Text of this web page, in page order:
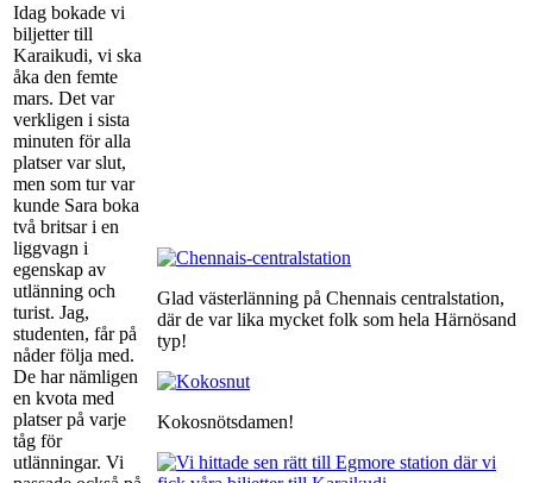
Idag bokade vi
biljetter till
Karaikudi, vi ska
åka den femte
mars. Det var
verkligen i sista
minuten för alla
platser var slut,
men som tur var
kunde Sara boka
två britsar i en
liggvagn i
egenskap av
utlänning och
turist. Jag,
studenten, får på
nåder följa med.
De har nämligen
en kvota med
platser på varje
tåg för
utlänningar. Vi
Glad västerlänning på Chennais centralstation,
där de var lika mycket folk som hela Härnösand
typ!
Kokosnötsdamen!